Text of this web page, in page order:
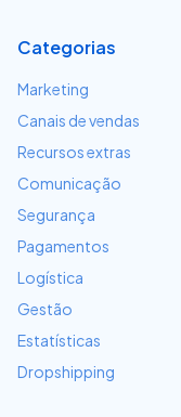
Categorias
Marketing
Canais de vendas
Recursos extras
Comunicação
Segurança
Pagamentos
Logística
Gestão
Estatísticas
Dropshipping